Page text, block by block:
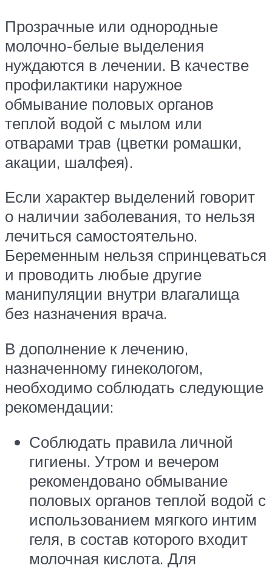
Прозрачные или однородные
молочно-белые выделения
нуждаются в лечении. В качестве
профилактики наружное
обмывание половых органов
теплой водой с мылом или
отварами трав (цветки ромашки,
акации, шалфея).
Если характер выделений говорит
о наличии заболевания, то нельзя
лечиться самостоятельно.
Беременным нельзя спринцеваться
и проводить любые другие
манипуляции внутри влагалища
без назначения врача.
В дополнение к лечению,
назначенному гинекологом,
необходимо соблюдать следующие
рекомендации:
Соблюдать правила личной
гигиены. Утром и вечером
рекомендовано обмывание
половых органов теплой водой с
использованием мягкого интим
геля, в состав которого входит
молочная кислота. Для